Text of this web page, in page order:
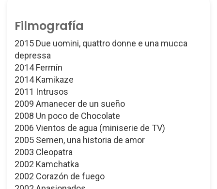
Filmografía
2015 Due uomini, quattro donne e una mucca
depressa
2014 Fermín
2014 Kamikaze
2011 Intrusos
2009 Amanecer de un sueño
2008 Un poco de Chocolate
2006 Vientos de agua (miniserie de TV)
2005 Semen, una historia de amor
2003 Cleopatra
2002 Kamchatka
2002 Corazón de fuego